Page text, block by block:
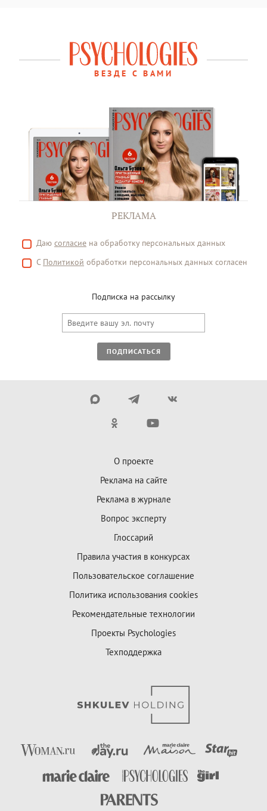
ВЕЗДЕ С ВАМИ
РЕКЛАМА
Даю согласие на обработку персональных данных
С Политикой обработки персональных данных согласен
Подписка на рассылку
ПОДПИСАТЬСЯ
О проекте
Реклама на сайте
Реклама в журнале
Вопрос эксперту
Глоссарий
Правила участия в конкурсах
Пользовательское соглашение
Политика использования cookies
Рекомендательные технологии
Проекты Psychologies
Техподдержка